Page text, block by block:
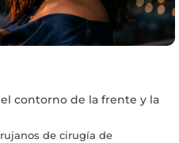
contorno de la frente y la
de cirugía de